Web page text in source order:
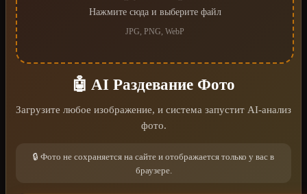
Нажмите сюда и выберите файл
JPG, PNG, WebP
🤖 AI Раздевание Фото
Загрузите любое изображение, и система запустит AI-анализ
фото.
🔒 Фото не сохраняется на сайте и отображается только у вас в
браузере.